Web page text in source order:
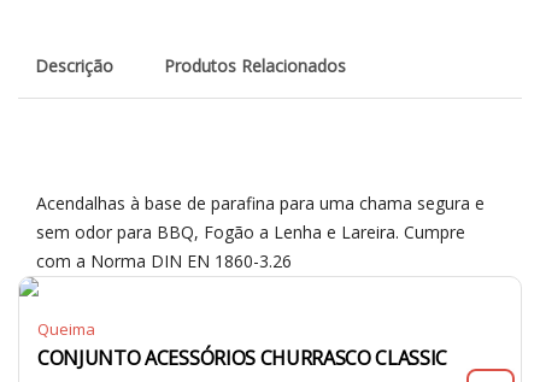
Descrição Produtos Relacionados
Acendalhas à base de parafina para uma chama segura e
sem odor para BBQ, Fogão a Lenha e Lareira. Cumpre
com a Norma DIN EN 1860-3.26
Queima
CONJUNTO ACESSÓRIOS CHURRASCO CLASSIC